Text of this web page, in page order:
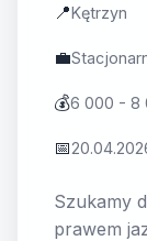
📍Kętrzyn
💼
💰6 000 - 8
📅
Szukamy
prawem